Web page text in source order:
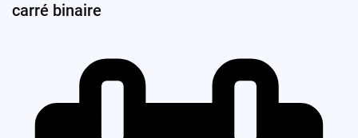
carré binaire